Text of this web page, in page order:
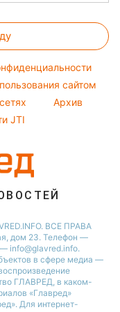
сайтом
Архив
JTI
ВСЕ ПРАВА
дом 23. Телефон —
info@glavred.info.
в сфере медиа —
ГЛАВРЕД, в каком-
«Главред»
Для интернет-